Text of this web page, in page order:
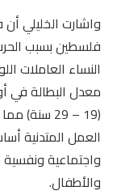
واشارت الخليلي
فلسطين بسبب
النساء العاملات
(19 – 29
واجتماعية ونفسية
والأطفال.